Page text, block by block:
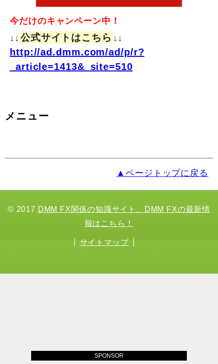
今だけのキャンペーン中！
↓↓ 公式サイトはこちら ↓↓
http://ad.dmm.com/ad/p/r?
_article=1413&_site=510
メニュー
▲ページトップに戻る
© 2017 DMM FX関係の知識サイト。DMM FXの最新情
報はこちら！
サイトマップ
SPONSOR